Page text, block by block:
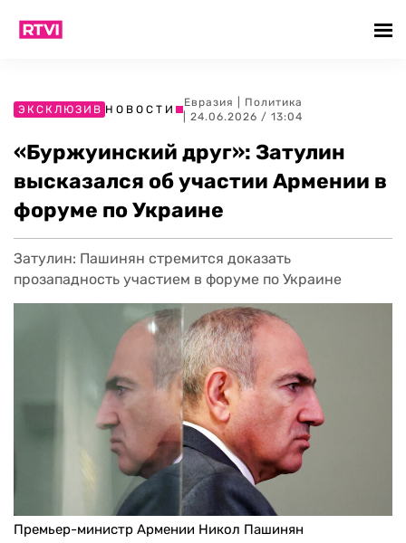
ЭКСКЛЮЗИВ НОВОСТИ
Евразия
Политика
| 24.06.2026 / 13:04
«Буржуинский друг»: Затулин
высказался об участии Армении в
форуме по Украине
Затулин: Пашинян стремится доказать
прозападность участием в форуме по Украине
Премьер-министр Армении Никол Пашинян